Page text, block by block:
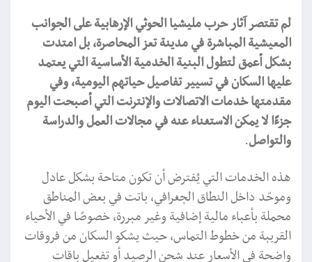
لم تقتصر آثار حرب مليشيا الحوثي الإرهابية على الجوانب
المعيشية المباشرة في مدينة تعز المحاصرة، بل امتدت
بشكل أعمق لتطول البنية الخدمية الأساسية التي يعتمد
عليها السكان في تسيير تفاصيل حياتهم اليومية، وفي
مقدمتها خدمات الاتصالات والإنترنت التي أصبحت اليوم
جزءًا لا يمكن الاستغناء عنه في مجالات العمل والدراسة
والتواصل.
هذه الخدمات التي يُفترض أن تكون متاحة بشكل عادل
وموحّد داخل النطاق الجغرافي، باتت في بعض المناطق
محملة بأعباء مالية إضافية وغير مبررة، خصوصًا في الأحياء
القريبة من خطوط التماس، حيث يشكو السكان من فروقات
واضحة في الأسعار عند شحن الرصيد أو تفعيل باقات